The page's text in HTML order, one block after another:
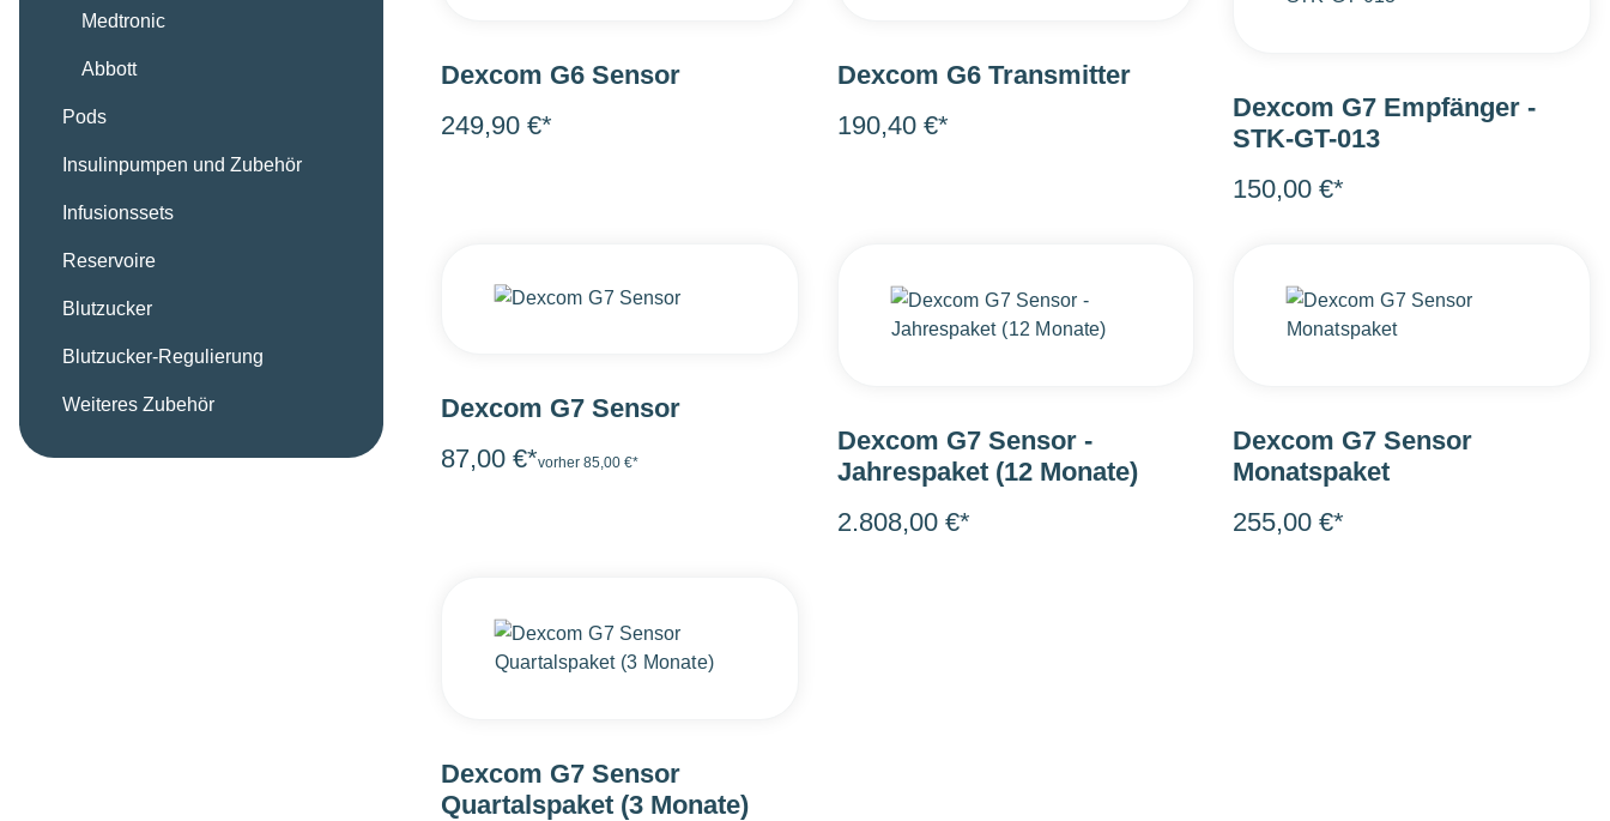
Medtronic
Abbott
Pods
Insulinpumpen und Zubehör
Infusionssets
Reservoire
Blutzucker
Blutzucker-Regulierung
Weiteres Zubehör
Dexcom G6 Sensor
249,90 €*
Dexcom G6 Transmitter
190,40 €*
Dexcom G7 Empfänger -
STK-GT-013
150,00 €*
Dexcom G7 Sensor
87,00 €*vorher 85,00 €*
Dexcom G7 Sensor -
Jahrespaket (12 Monate)
2.808,00 €*
Dexcom G7 Sensor
Monatspaket
255,00 €*
Dexcom G7 Sensor
Quartalspaket (3 Monate)